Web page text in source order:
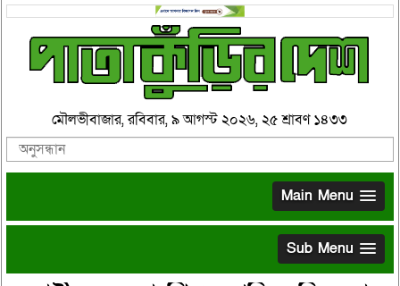
মৌলভীবাজার, রবিবার, ৯ আগস্ট ২০২৬, ২৫ শ্রাবণ ১৪৩৩
Main Menu
Sub Menu